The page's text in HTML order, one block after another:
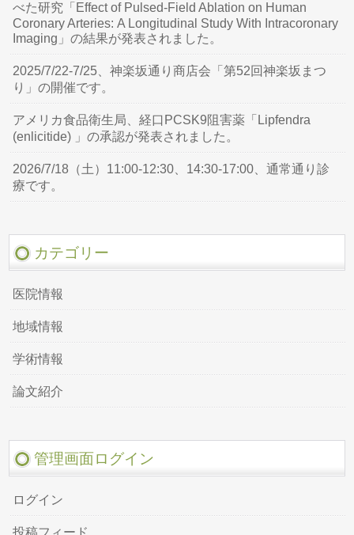
べた研究「Effect of Pulsed-Field Ablation on Human
Coronary Arteries: A Longitudinal Study With Intracoronary
Imaging」の結果が発表されました。
2025/7/22-7/25、神楽坂通り商店会「第52回神楽坂まつ
り」の開催です。
アメリカ食品衛生局、経口PCSK9阻害薬「Lipfendra
(enlicitide) 」の承認が発表されました。
2026/7/18（土）11:00-12:30、14:30-17:00、通常通り診
療です。
カテゴリー
医院情報
地域情報
学術情報
論文紹介
管理画面ログイン
ログイン
投稿フィード